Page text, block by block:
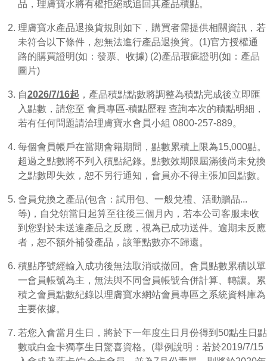
品，理膚寶水將有權拒絕或追回其產品積點。
理膚寶水產品退換貨規則如下，購買者需提供相關資訊，若
未符合以下條件，恕無法進行產品退換貨。(1)官方授權通
路的購買證明(如：發票、收據) (2)產品瑕疵證明(如：產品
圖片)
自2026/7/16起 ，產品積點點數將調整為積點完成後立即匯
入點數，請您至 會員專區-積點歷程 查詢本次的積點明細，
若有任何問題請洽理膚寶水會員小組 0800-257-889。
每個會員帳戶在當期會籍期間，點數累積上限為15,000點。
超過之點數將不列入積點紀錄。點數效期限屆滿後尚未兌換
之點數即失效，恕不另行通知，會員亦不得主張加回點數。
會員兌換之產品(包含：試用包、一般兌禮、活動贈品...
等)，自兌領當日起算至往後三個月內，若本公司客服未收
到您對於未送達產品之反應，視為已成功送件。逾期未反應
者，恕不額外補發產品，該筆點數亦不歸還。
積點序號經輸入成功後無法取消或撤回。會員點數累積以單
一會員帳號為主，無法與不同會員帳號合併計算、轉讓。累
積之會員點數紀錄以理膚寶水網站會員專區之系統資料庫為
主要依據。
若您入會當月生日，將於下一年度生日月份得到50點生日點
數或白金卡獨享生日驚喜資格。(舉例說明：若於2019/7/15